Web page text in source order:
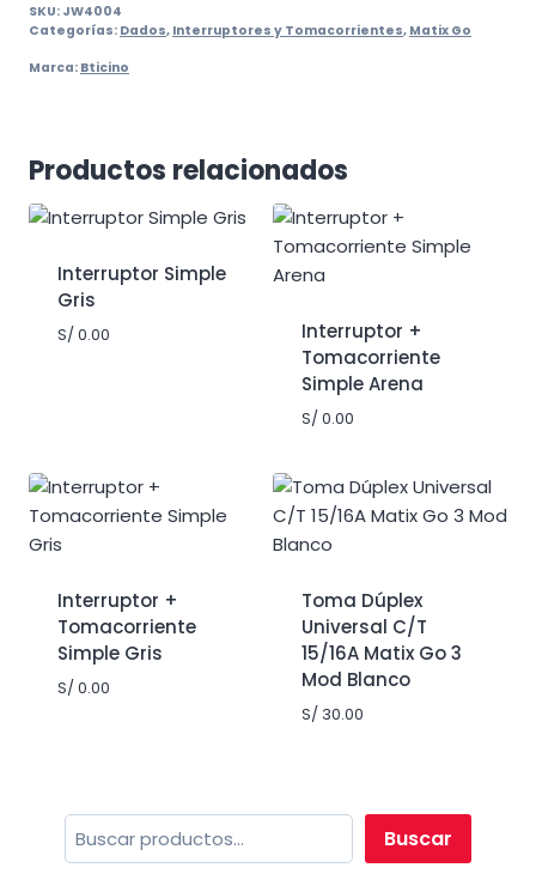
20A
Matix
Go
Blanco
SKU: JW4004
Categorías: Dados, Interruptores y Tomacorrientes, Matix Go
Marca: Bticino
Productos relacionados
Interruptor Simple
Gris
S/ 0.00
Interruptor +
Tomacorriente
Simple Arena
S/ 0.00
Interruptor +
Tomacorriente
Simple Gris
S/ 0.00
Toma Dúplex
Universal C/T
15/16A Matix Go 3
Mod Blanco
S/ 30.00
Buscar Buscar